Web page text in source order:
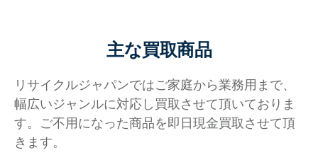
主な買取商品
リサイクルジャパンではご家庭から業務用まで、
幅広いジャンルに対応し買取させて頂いておりま
す。ご不用になった商品を即日現金買取させて頂
きます。